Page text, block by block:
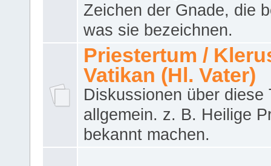
Zeichen der Gnade, die
was sie bezeichnen.
Priestertum /
Vatikan (Hl. Vater)
Diskussionen über diese
allgemein. z. B. Heilige
bekannt machen.